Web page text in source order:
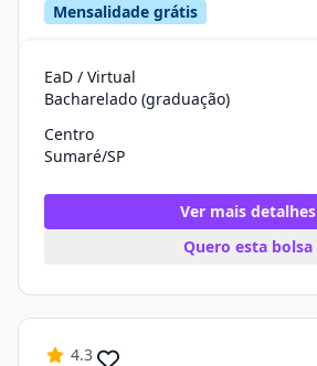
Mensalidade grátis
EaD / Virtual
Bacharelado (graduação)
Centro
Sumaré/SP
Ver mais detalhes
Quero esta bolsa
4.3